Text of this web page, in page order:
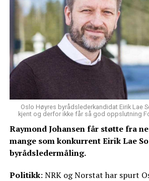
Oslo Høyres byrådslederkandidat Eirik Lae
kjent og derfor ikke får så god oppslutning
Raymond Johansen får støtte fra
mange som konkurrent Eirik Lae
byrådsledermåling.
Politikk: NRK og Norstat har spurt